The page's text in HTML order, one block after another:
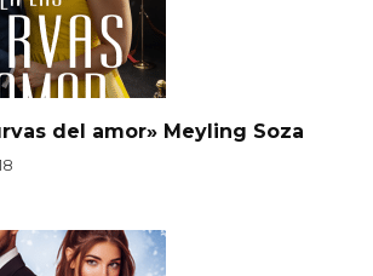
del amor» Meyling Soza